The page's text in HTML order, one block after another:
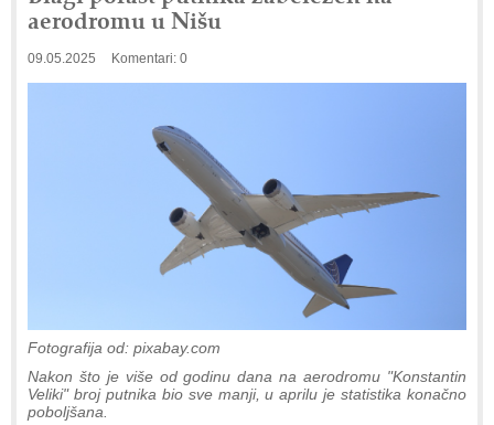
aerodromu u Nišu
09.05.2025 Komentari: 0
Fotografija od: pixabay.com
Nakon što je više od godinu dana na aerodromu "Konstantin
Veliki" broj putnika bio sve manji, u aprilu je statistika konačno
poboljšana.